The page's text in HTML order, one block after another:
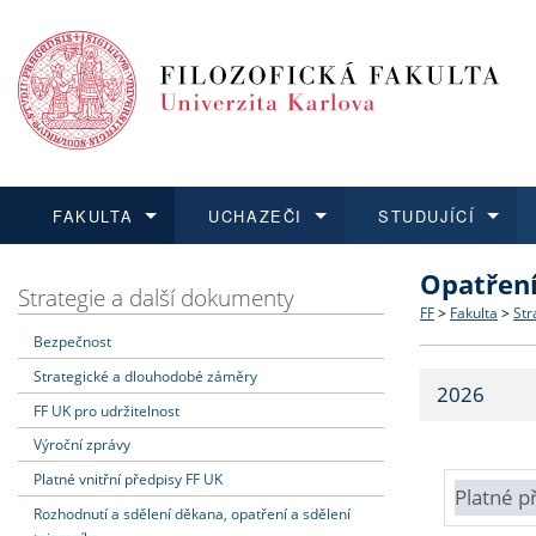
FAKULTA
Dozvědět se více
Struktura
Strategie
Fakultní
UCHAZEČI
Podat přihlášku
Co
Učitelské
STUDUJÍCÍ
Dozvědět se více
Dozvědět se více
O vědě a
Dozvědět se více
Aktuální
Strategie a další dokumenty
Bezpečnost
Strategické a dlouhodobé záměry
FF UK pro udržitelnost
Výroční zprávy
Platné vnitřní předpisy FF UK
Rozhodnutí a sdělení děkana, opatření a sdělení
FF > Fakulta >
2026
Platné